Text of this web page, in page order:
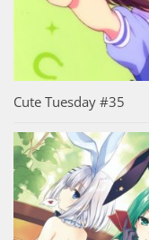
Cute Tuesday #35